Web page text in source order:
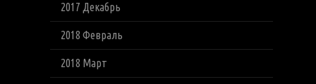
2017 Декабрь
2018 Февраль
2018 Март